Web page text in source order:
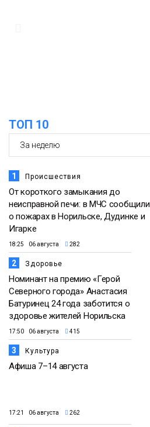
ТОП 10
1 Происшествия
От короткого замыкания до
неисправной печи: в МЧС сообщили
о пожарах в Норильске, Дудинке и
Игарке
18:25 06 августа 282
2 Здоровье
Номинант на премию «Герой
Северного города» Анастасия
Батуринец 24 года заботится о
здоровье жителей Норильска
17:50 06 августа 415
3 Культура
Афиша 7–14 августа
17:21 06 августа 262